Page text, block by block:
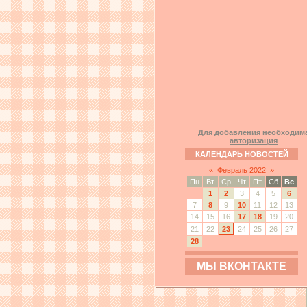
Для добавления
авторизация
КАЛЕНДАРЬ НОВОСТЕЙ
« Февраль 2022 »
Пн
Вт Ср Чт Пт Сб
Вс
1
2 3 4 5
6
7
8 9 10 11 12
13
14
15 16 17 18 19
20
21
22 23 24 25 26
27
28
МЫ ВКОНТАКТЕ